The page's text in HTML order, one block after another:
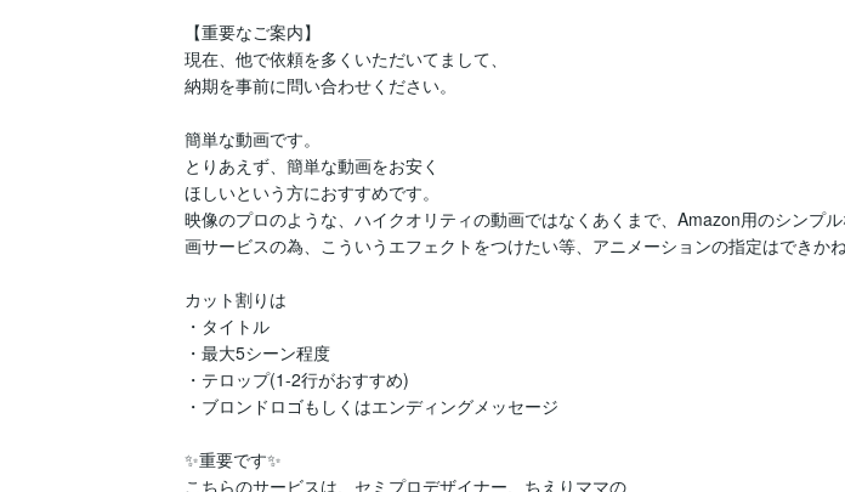
【重要なご案内】
現在、他で依頼を多くいただいてまして、
納期を事前に問い合わせください。
簡単な動画です。
とりあえず、簡単な動画をお安く
ほしいという方におすすめです。
映像のプロのような、ハイクオリティの動画ではなくあくまで、Amazon用のシンプ
画サービスの為、こういうエフェクトをつけたい等、アニメーションの指定はできかね
カット割りは
・タイトル
・最大5シーン程度
・テロップ(1-2行がおすすめ)
・ブロンドロゴもしくはエンディングメッセージ
✨重要です✨
こちらのサービスは、セミプロデザイナー、ちえりママの